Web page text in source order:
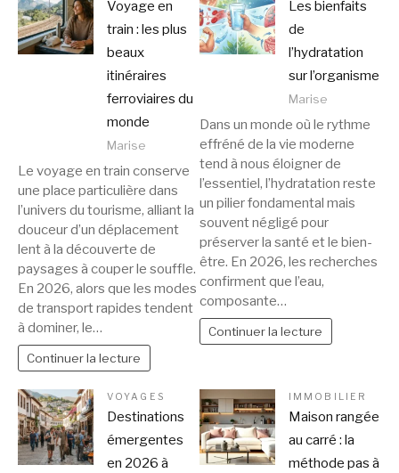
Voyage en
train : les plus
beaux
itinéraires
ferroviaires du
monde
Marise
Le voyage en train conserve
une place particulière dans
l’univers du tourisme, alliant la
douceur d’un déplacement
lent à la découverte de
paysages à couper le souffle.
En 2026, alors que les modes
de transport rapides tendent
à dominer, le…
Continuer la lecture
Les bienfaits
de
l’hydratation
sur l’organisme
Marise
Dans un monde où le rythme
effréné de la vie moderne
tend à nous éloigner de
l’essentiel, l’hydratation reste
un pilier fondamental mais
souvent négligé pour
préserver la santé et le bien-
être. En 2026, les recherches
confirment que l’eau,
composante…
Continuer la lecture
VOYAGES
Destinations
émergentes
en 2026 à
IMMOBILIER
Maison rangée
au carré : la
méthode pas à